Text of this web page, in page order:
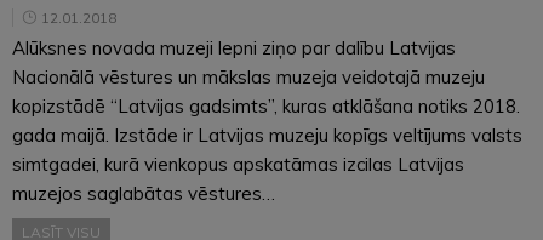
12.01.2018
Alūksnes novada muzeji lepni ziņo par dalību Latvijas
Nacionālā vēstures un mākslas muzeja veidotajā muzeju
kopizstādē “Latvijas gadsimts”, kuras atklāšana notiks 2018.
gada maijā. Izstāde ir Latvijas muzeju kopīgs veltījums valsts
simtgadei, kurā vienkopus apskatāmas izcilas Latvijas
muzejos saglabātas vēstures…
LASĪT VISU